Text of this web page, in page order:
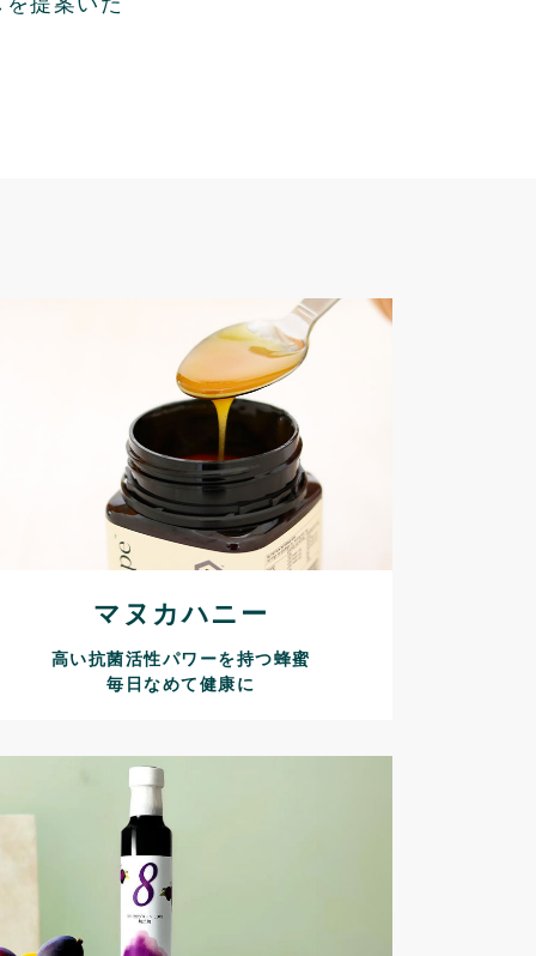
マヌカハニー
高い抗菌活性パワーを持つ蜂蜜
毎日なめて健康に